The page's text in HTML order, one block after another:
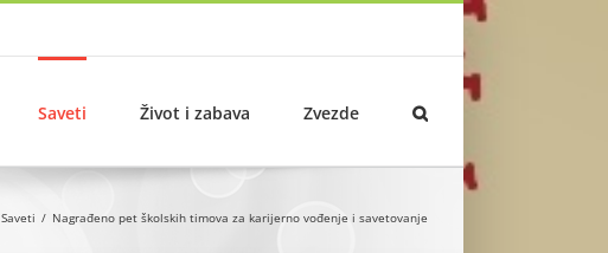
Saveti Život i zabava Zvezde
Saveti Nagrađeno pet školskih timova za karijerno vođenje i savetovanje